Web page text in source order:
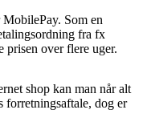
Som en
fra fx
over flere uger.
shop kan man når alt
dog er